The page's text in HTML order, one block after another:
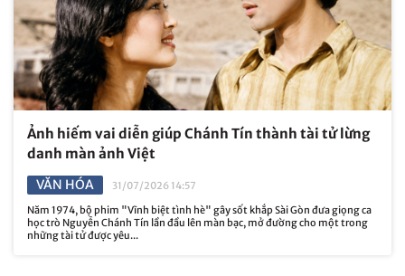
Ảnh hiếm vai diễn giúp Chánh Tín thành tài tử lừng
danh màn ảnh Việt
VĂN HÓA
31/07/2026 14:57
Năm 1974, bộ phim "Vĩnh biệt tình hè" gây sốt khắp Sài Gòn đưa giọng ca
học trò Nguyễn Chánh Tín lần đầu lên màn bạc, mở đường cho một trong
những tài tử được yêu...